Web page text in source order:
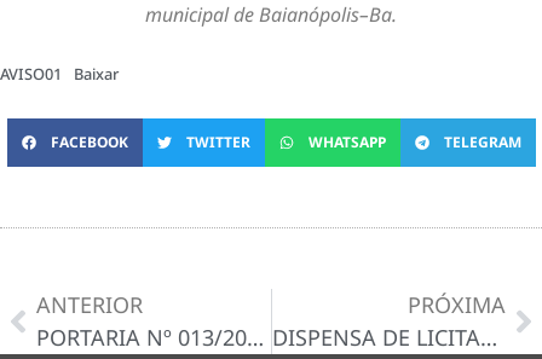
municipal de Baianópolis–Ba.
AVISO01 Baixar
FACEBOOK TWITTER WHATSAPP TELEGRAM
ANTERIOR
PORTARIA Nº 013/2024
PRÓXIMA
DISPENSA DE LICITAÇÃO Nº 001/2025-D – CERTIDÃO/DECISÃO